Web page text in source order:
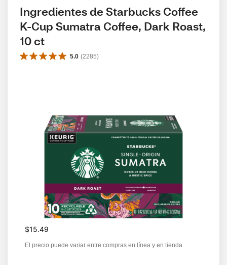
Ingredientes de Starbucks Coffee
K-Cup Sumatra Coffee, Dark Roast,
10 ct
5.0 (2285)
$15.49
El precio puede variar entre compras en línea y en tienda